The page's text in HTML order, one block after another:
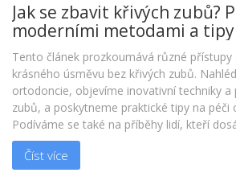
Jak se zbavit křivých zubů?
moderními metodami a tipy
Tento článek prozkoumává různé
krásného úsměvu bez křivých zubů.
ortodoncie, objevíme inovativní techniky
zubů, a poskytneme praktické tipy na péči
Podíváme se také na příběhy lidí, kteří
výsledků ve vylepšení svého úsměvu, což
motivující.
Číst více